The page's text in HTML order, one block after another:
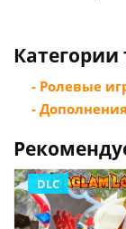
Категории
- Ролевые
- Дополнения
DLC